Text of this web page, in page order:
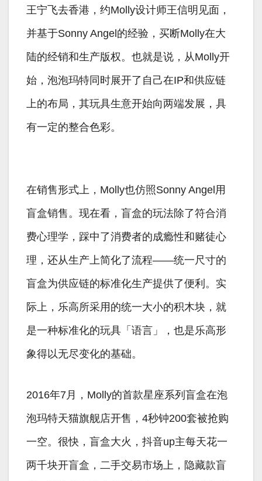
王宁飞去香港，约Molly设计师王信明见面，
并基于Sonny Angel的经验，买断Molly在大
陆的经销和生产版权。也就是说，从Molly开
始，泡泡玛特同时展开了自己在IP和供应链
上的布局，其玩具生意开始向两端发展，具
有一定的整合色彩。
在销售形式上，Molly也仿照Sonny Angel用
盲盒销售。现在看，盲盒的玩法除了符合消
费心理学，踩中了消费者的成瘾性和赌徒心
理，还从生产上简化了流程——统一尺寸的
盲盒为供应链的标准化生产提供了便利。实
际上，乐高所采用的统一大小的积木块，就
是一种标准化的玩具「语言」，也是乐高形
象得以无尽变化的基础。
2016年7月，Molly的首款星座系列盲盒在泡
泡玛特天猫旗舰店开售，4秒钟200套被抢购
一空。很快，盲盒大火，抖音up主每天花一
两千块开盲盒，二手交易市场上，隐藏款盲